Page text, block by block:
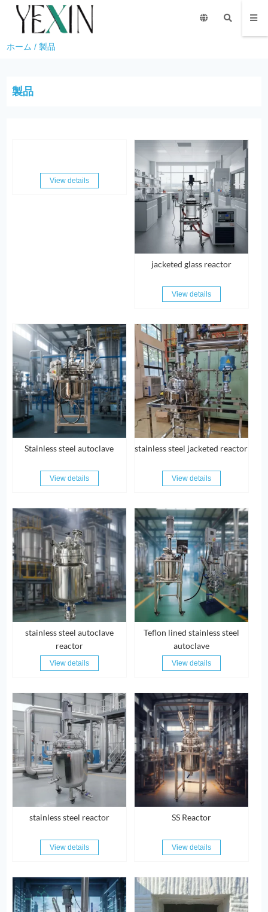
ホーム /製品
製品
View details
jacketed glass reactor
View details
Stainless steel autoclave
View details
stainless steel jacketed reactor
View details
stainless steel autoclave
reactor
View details
Teflon lined stainless steel
autoclave
View details
stainless steel reactor
View details
SS Reactor
View details